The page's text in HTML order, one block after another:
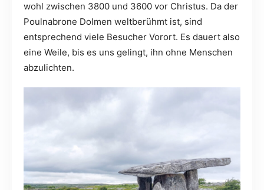
wohl zwischen 3800 und 3600 vor Christus. Da der
Poulnabrone Dolmen weltberühmt ist, sind
entsprechend viele Besucher Vorort. Es dauert also
eine Weile, bis es uns gelingt, ihn ohne Menschen
abzulichten.